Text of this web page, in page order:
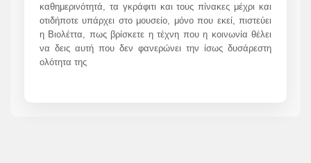
καθημερινότητά, τα γκράφιτι και τους πίνακες μέχρι και
οτιδήποτε υπάρχει στο μουσείο, μόνο που εκεί, πιστεύει
η Βιολέττα, πως βρίσκετε η τέχνη που η κοινωνία θέλει
να δεις αυτή που δεν φανερώνει την ίσως δυσάρεστη
ολότητα της